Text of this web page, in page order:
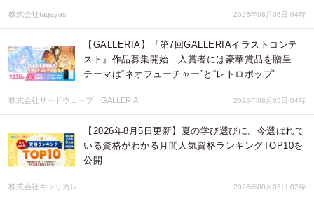
株式会社tagayas 2026年08月06日 04時
【GALLERIA】『第7回GALLERIAイラストコンテ
スト』作品募集開始 入賞者には豪華賞品を贈呈
テーマは“ネオフューチャー”と“レトロポップ”
株式会社サードウェーブ GALLERIA 2026年08月05日 04時
【2026年8月5日更新】夏の学び選びに。今選ばれて
いる資格がわかる月間人気資格ランキングTOP10を
公開
株式会社キャリカレ 2026年08月05日 02時